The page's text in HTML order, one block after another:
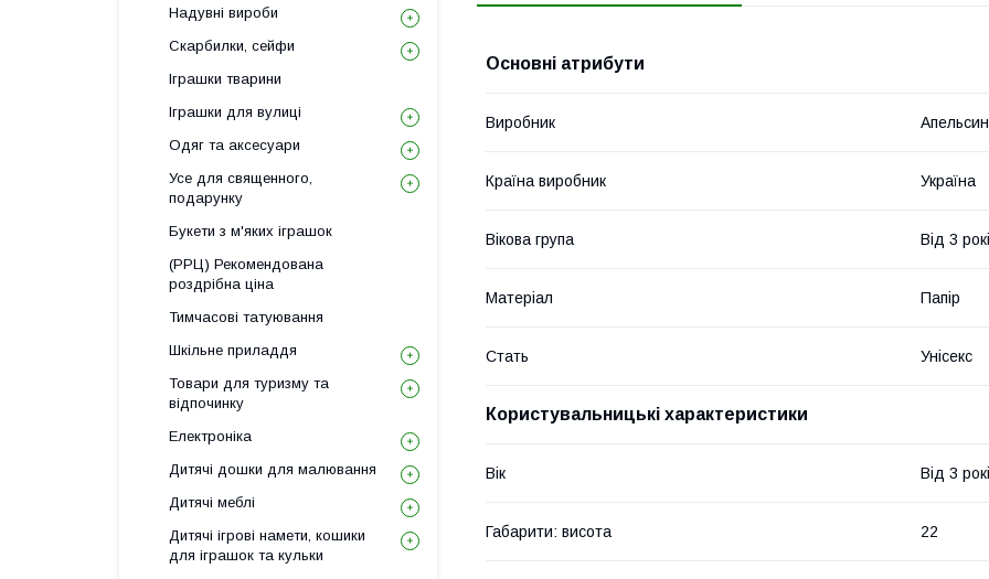
Основні атрибути
Виробник Апельсин
Країна виробник Україна
Вікова група Від 3
Матеріал Папір
Стать Унісекс
Користувальницькі характеристики
Вік Від 3
Габарити: висота 22
Надувні вироби
Скарбилки, сейфи
Іграшки тварини
Іграшки для вулиці
Одяг та аксесуари
Усе для священного,
подарунку
Букети з м'яких іграшок
(РРЦ) Рекомендована
роздрібна ціна
Тимчасові татуювання
Шкільне приладдя
Товари для туризму та
відпочинку
Електроніка
Дитячі дошки для малювання
Дитячі меблі
Дитячі ігрові намети, кошики
для іграшок та кульки